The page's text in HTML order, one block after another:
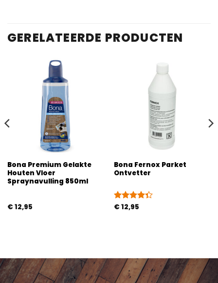
GERELATEERDE PRODUCTEN
Bona Premium Gelakte
Houten Vloer
Spraynavulling 850ml
€ 12,95
Bona Fernox Parket
Ontvetter
Gewaardeerd
€ 12,95